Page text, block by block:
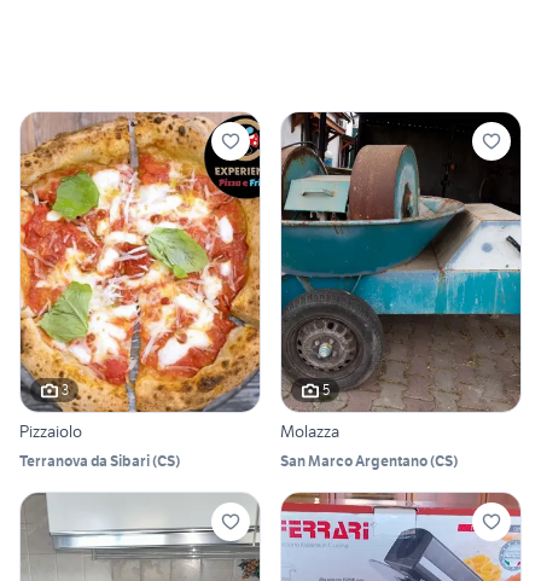
3
Pizzaiolo
Terranova da Sibari(CS)
5
Molazza
San Marco Argentano(CS)